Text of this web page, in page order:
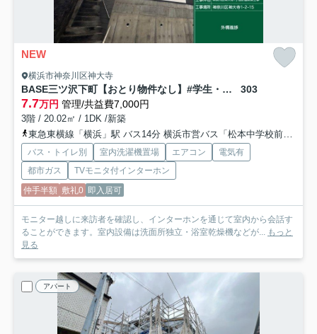
NEW
横浜市神奈川区神大寺
BASE三ツ沢下町【おとり物件なし】#学生・社会人にオススメ！初期費用分割払いOK！ 303
7.7万円 管理/共益費7,000円
3階 / 20.02㎡ / 1DK /新築
東急東横線「横浜」駅 バス14分 横浜市営バス「松本中学校前」 停歩2分
バス・トイレ別 室内洗濯機置場 エアコン
電気有
都市ガス
TVモニタ付インターホン
仲手半額 敷礼0 即入居可
モニター越しに来訪者を確認し、インターホンを通じて室内から会話す
ることができます。室内設備は洗面所独立・浴室乾燥機などが... もっと
見る
アパート